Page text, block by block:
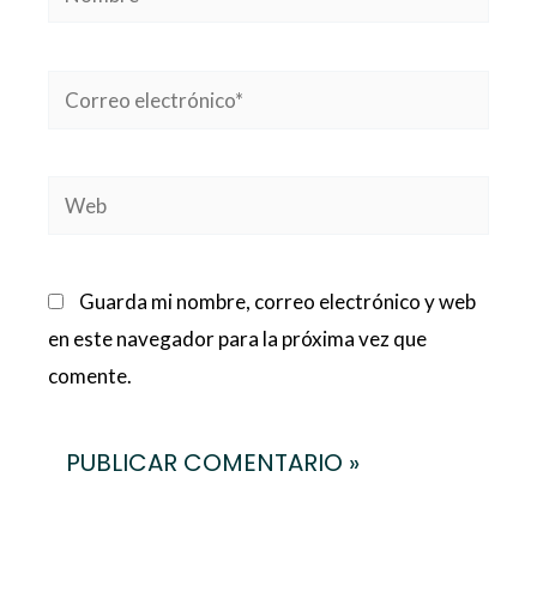
Correo
Web
Guarda mi nombre, correo electrónico y web
en este navegador para la próxima vez que
comente.